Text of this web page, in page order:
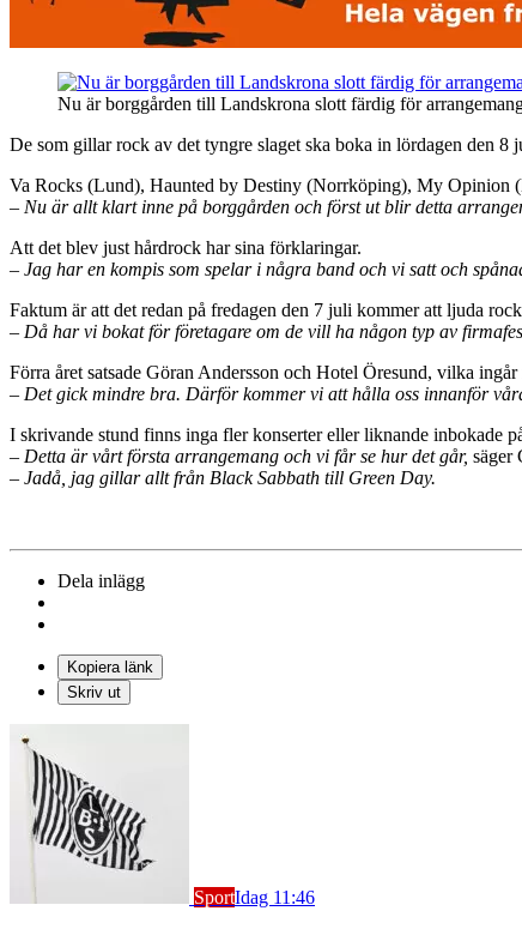
Nu är borggården till Landskrona slott färdig för
De som gillar rock av det tyngre slaget ska boka in lördagen den 8
Va Rocks (Lund), Haunted by Destiny (Norrköping), My Opinion
– Nu är allt klart inne på borggården och först ut blir detta
Att det blev just hårdrock har sina förklaringar.
– Jag har en kompis som spelar i några band och vi satt och
Faktum är att det redan på fredagen den 7 juli kommer att ljuda
– Då har vi bokat för företagare om de vill ha någon typ av
Förra året satsade Göran Andersson och Hotel Öresund, vilka
– Det gick mindre bra. Därför kommer vi att hålla oss innanför
I skrivande stund finns inga fler konserter eller liknande inbokade
– Detta är vårt första arrangemang och vi får se hur det går, säger
– Jadå, jag gillar allt från Black Sabbath till Green Day.
Dela inlägg
Kopiera länk
Skriv ut
SportIdag 11:46